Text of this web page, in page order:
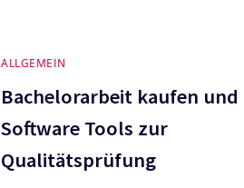
ALLGEMEIN
Bachelorarbeit kaufen und
Software Tools zur
Qualitätsprüfung